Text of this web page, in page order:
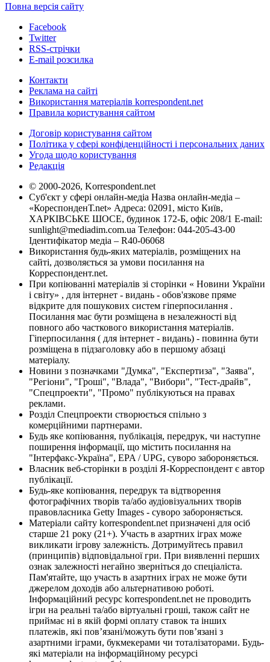
Повна версія сайту
Facebook
Twitter
RSS-стрічки
E-mail розсилка
Контакти
Реклама на сайті
Використання матеріалів korrespondent.net
Правила користування сайтом
Договір користування сайтом
Політика у сфері конфіденційності і персональних даних
Угода щодо користування
Редакція
© 2000-2026, Korrespondent.net
Суб'єкт у сфері онлайн-медіа Назва онлайн-медіа –
«КореспонденТ.net» Адреса: 02091, місто Київ,
ХАРКІВСЬКЕ ШОСЕ, будинок 172-Б, офіс 208/1 E-mail:
sunlight@mediadim.com.ua Телефон: 044-205-43-00
Ідентифікатор медіа – R40-06068
Використання будь-яких матеріалів, розміщених на
сайті, дозволяється за умови посилання на
Корреспондент.net.
При копіюванні матеріалів зі сторінки « Новини України
і світу» , для інтернет - видань - обов'язкове пряме
відкрите для пошукових систем гіперпосилання .
Посилання має бути розміщена в незалежності від
повного або часткового використання матеріалів.
Гіперпосилання ( для інтернет - видань) - повинна бути
розміщена в підзаголовку або в першому абзаці
матеріалу.
Новини з позначками "Думка", "Експертиза", "Заява",
"Регіони", "Гроші", "Влада", "Вибори", "Тест-драйв",
"Спецпроекти", "Промо" публікуються на правах
реклами.
Розділ Спецпроекти створюється спільно з
комерційними партнерами.
Будь яке копіювання, публікація, передрук, чи наступне
поширення інформації, що містить посилання на
"Інтерфакс-Україна", EPA / UPG, суворо забороняється.
Власник веб-сторінки в розділі Я-Корреспондент є автор
публікації.
Будь-яке копіювання, передрук та відтворення
фотографічних творів та/або аудіовізуальних творів
правовласника Getty Images - суворо забороняється.
Матеріали сайту korrespondent.net призначені для осіб
старше 21 року (21+). Участь в азартних іграх може
викликати ігрову залежність. Дотримуйтесь правил
(принципів) відповідальної гри. При виявленні перших
ознак залежності негайно зверніться до спеціаліста.
Пам'ятайте, що участь в азартних іграх не може бути
джерелом доходів або альтернативою роботі.
Інформаційний ресурс korrespondent.net не проводить
ігри на реальні та/або віртуальні гроші, також сайт не
приймає ні в якій формі оплату ставок та інших
платежів, які пов’язані/можуть бути пов’язані з
азартними іграми, букмекерами чи тоталізаторами. Будь-
які матеріали на інформаційному ресурсі